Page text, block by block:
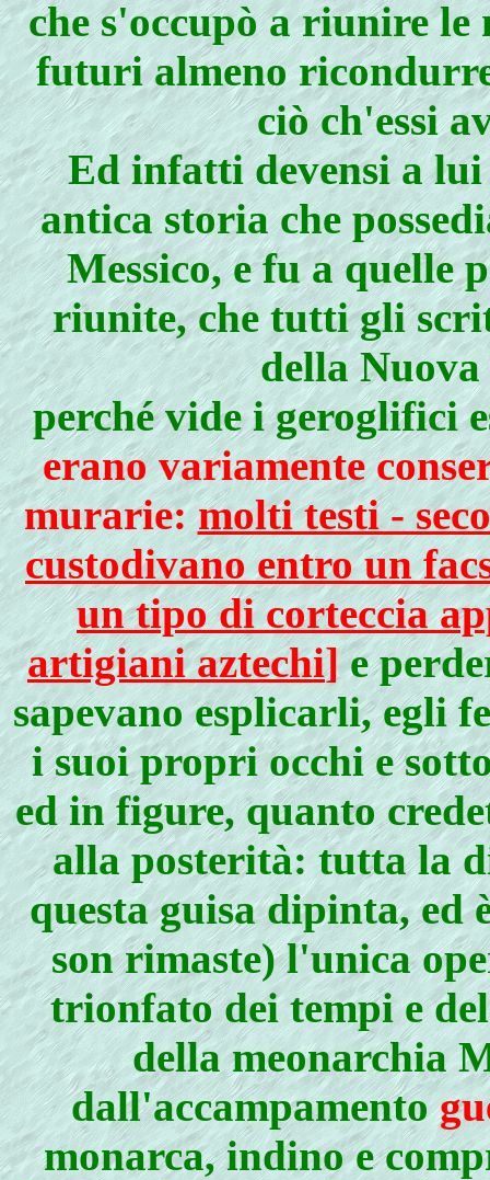
che s'occupò a riunire le
futuri almeno
ciò ch'essi
Ed infatti devensi a
antica storia che
Messico, e fu a quelle
riunite, che tutti gli
della
perché vide i geroglifici
erano variamente
murarie:molti testi -
custodivano entro un
un tipo di corteccia
artigiani aztechi]e
sapevano esplicarli, egli
i suoi propri occhi e
ed in figure, quanto
alla posterità: tutta la
questa guisa dipinta, ed
son rimaste) l'unica
trionfato dei tempi e
della meonarchia
dall'accampamento
monarca, indino e